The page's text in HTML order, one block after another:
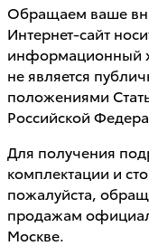
Обращаем ваше
Интернет-сайт
информационный
не является
положениями
Российской
Для получения
комплектации и
пожалуйста,
продажам
Москве.